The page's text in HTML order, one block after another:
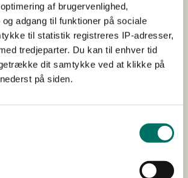
af brugervenlighed,
adgang til funktioner på sociale
til statistik registreres IP-adresser,
tredjeparter. Du kan til enhver tid
dit samtykke ved at klikke på
på siden.
jagt, skovbrug og fiskeri Klima
I gang
afsluttet 2029
levetiden for danske malkekøer
og derigennem forbedre
bedre økonomi for producenterne
- In Situ Nitrate